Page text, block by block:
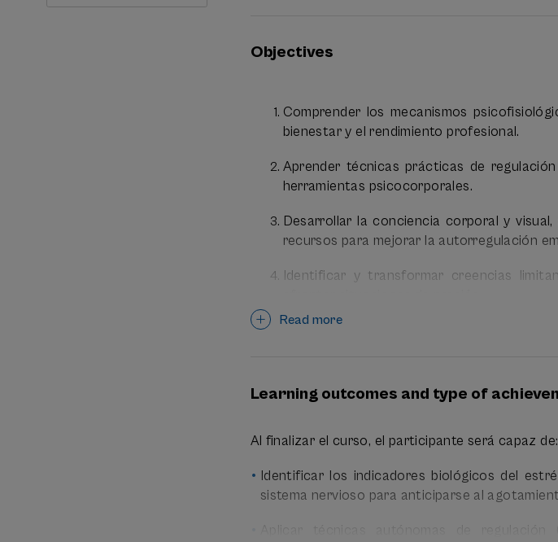
profesional.
FECHAS:
18h de docencia presencial en total divididas en
jueves de 17-20h.
Lunes: 25 de mayo, 1 de junio y 8 de junio
Objectives
Comprender los mecanismos
bienestar y el rendimiento profesional.
Aprender técnicas prácticas de
herramientas psicocorporales.
Desarrollar la conciencia corporal y
recursos para mejorar la autorregulación
Identificar y transformar creencias
Read more
Learning outcomes and type of
Al finalizar el curso, el participante será capaz de:
Identificar los indicadores biológicos del
sistema nervioso para anticiparse al